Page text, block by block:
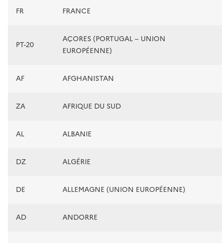
Liste des pays
FR FRANCE
PT-20
AÇORES (PORTUGAL – UNION
EUROPÉENNE)
AF AFGHANISTAN
ZA AFRIQUE DU SUD
AL ALBANIE
DZ ALGÉRIE
DE ALLEMAGNE (UNION EUROPÉENNE)
AD ANDORRE